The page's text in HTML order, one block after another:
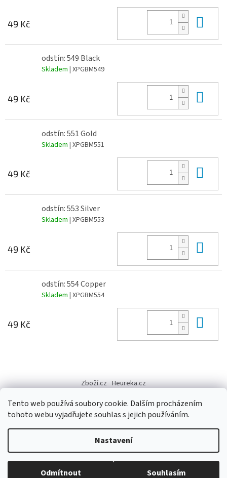
Tento web používá soubory cookie. Dalším procházením
tohoto webu vyjadřujete souhlas s jejich používáním.
Nastavení
Odmítnout Souhlasím
49 Kč
odstín: 549 Black
Skladem | XPGBM549
49 Kč
odstín: 551 Gold
Skladem | XPGBM551
49 Kč
odstín: 553 Silver
Skladem | XPGBM553
49 Kč
odstín: 554 Copper
Skladem | XPGBM554
49 Kč
p
Zboží.cz Heureka.cz
Copyright 2026Výtvarné potřeby - hedvábí.cz. Všechna práva
vyhrazena.
Upravit nastavení cookies